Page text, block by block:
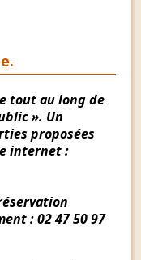
tout au long de
». Un
proposées
internet :
: 02 47 50 97